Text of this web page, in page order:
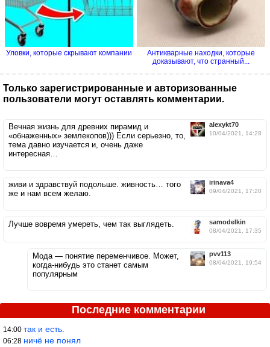
Уловки, которые скрывают компании
Антикварные находки, которые
доказывают, что странный...
Только зарегистрированные и авторизованные
пользователи могут оставлять комментарии.
alexykt70
10/04/2021, 14:28
Вечная жизнь для древних пирамид и
«обнаженных» землекопов))) Если серьезно, то,
тема давно изучается и, очень даже
интересная…
irinava4
09/04/2021, 17:20
живи и здравствуй подольше. живность… того
же и нам всем желаю.
samodelkin
08/04/2021, 17:35
Лучше вовремя умереть, чем так выглядеть.
pvv113
08/04/2021, 19:54
Мода — понятие переменчивое. Может,
когда-нибудь это станет самым
популярным
Последние комментарии
14:00 так и есть.
06:28 ничё не понял